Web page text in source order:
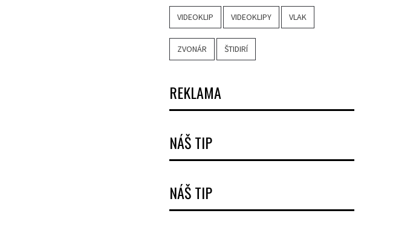
VIDEOKLIP VIDEOKLIPY VLAK
ZVONÁR ŠTIDIRÍ
REKLAMA
NÁŠ TIP
NÁŠ TIP